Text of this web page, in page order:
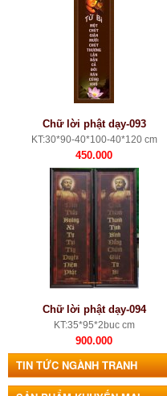
Chữ lời phật dạy-093
KT:30*90-40*100-40*120 cm
450.000
Chữ lời phật dạy-094
KT:35*95*2buc cm
900.000
TIN TỨC NGÀNH TRANH